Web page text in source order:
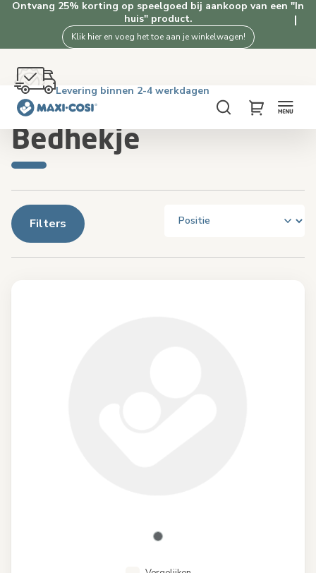
Ontvang 25% korting op speelgoed bij aankoop van een "In
huis" product.
Klik hier en voeg het toe aan je winkelwagen!
Gratis verzending vanaf €50. Shop nu!
4.5★ van 2.5K+ tevreden klanten
Levering binnen 2-4 werkdagen
Gratis retourneren binnen 100 dagen
ZoekenMy Cart
Home In huis Bedhekje
Bedhekje
Filters